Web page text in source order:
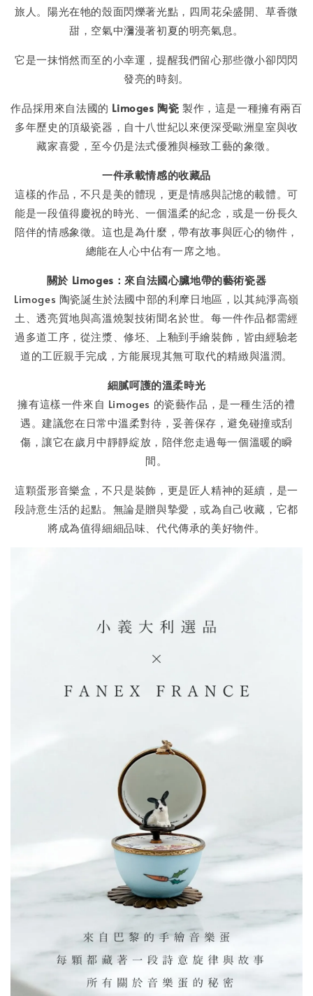
旅人。陽光在牠的殼面閃爍著光點，四周花朵盛開、草香微
甜，空氣中瀰漫著初夏的明亮氣息。
它是一抹悄然而至的小幸運，提醒我們留心那些微小卻閃閃
發亮的時刻。
作品採用來自法國的 Limoges 陶瓷 製作，這是一種擁有兩百
多年歷史的頂級瓷器，自十八世紀以來便深受歐洲皇室與收
藏家喜愛，至今仍是法式優雅與極致工藝的象徵。
一件承載情感的收藏品
這樣的作品，不只是美的體現，更是情感與記憶的載體。可
能是一段值得慶祝的時光、一個溫柔的紀念，或是一份長久
陪伴的情感象徵。這也是為什麼，帶有故事與匠心的物件，
總能在人心中佔有一席之地。
關於 Limoges：來自法國心臟地帶的藝術瓷器
Limoges 陶瓷誕生於法國中部的利摩日地區，以其純淨高嶺
土、透亮質地與高溫燒製技術聞名於世。每一件作品都需經
過多道工序，從注漿、修坯、上釉到手繪裝飾，皆由經驗老
道的工匠親手完成，方能展現其無可取代的精緻與溫潤。
細膩呵護的溫柔時光
擁有這樣一件來自 Limoges 的瓷藝作品，是一種生活的禮
遇。建議您在日常中溫柔對待，妥善保存，避免碰撞或刮
傷，讓它在歲月中靜靜綻放，陪伴您走過每一個溫暖的瞬
間。
這顆蛋形音樂盒，不只是裝飾，更是匠人精神的延續，是一
段詩意生活的起點。無論是贈與摯愛，或為自己收藏，它都
將成為值得細細品味、代代傳承的美好物件。